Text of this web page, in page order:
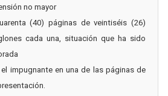
no mayor
(40) páginas de veintiséis (26)
cada una, situación que ha sido
impugnante en una de las páginas de